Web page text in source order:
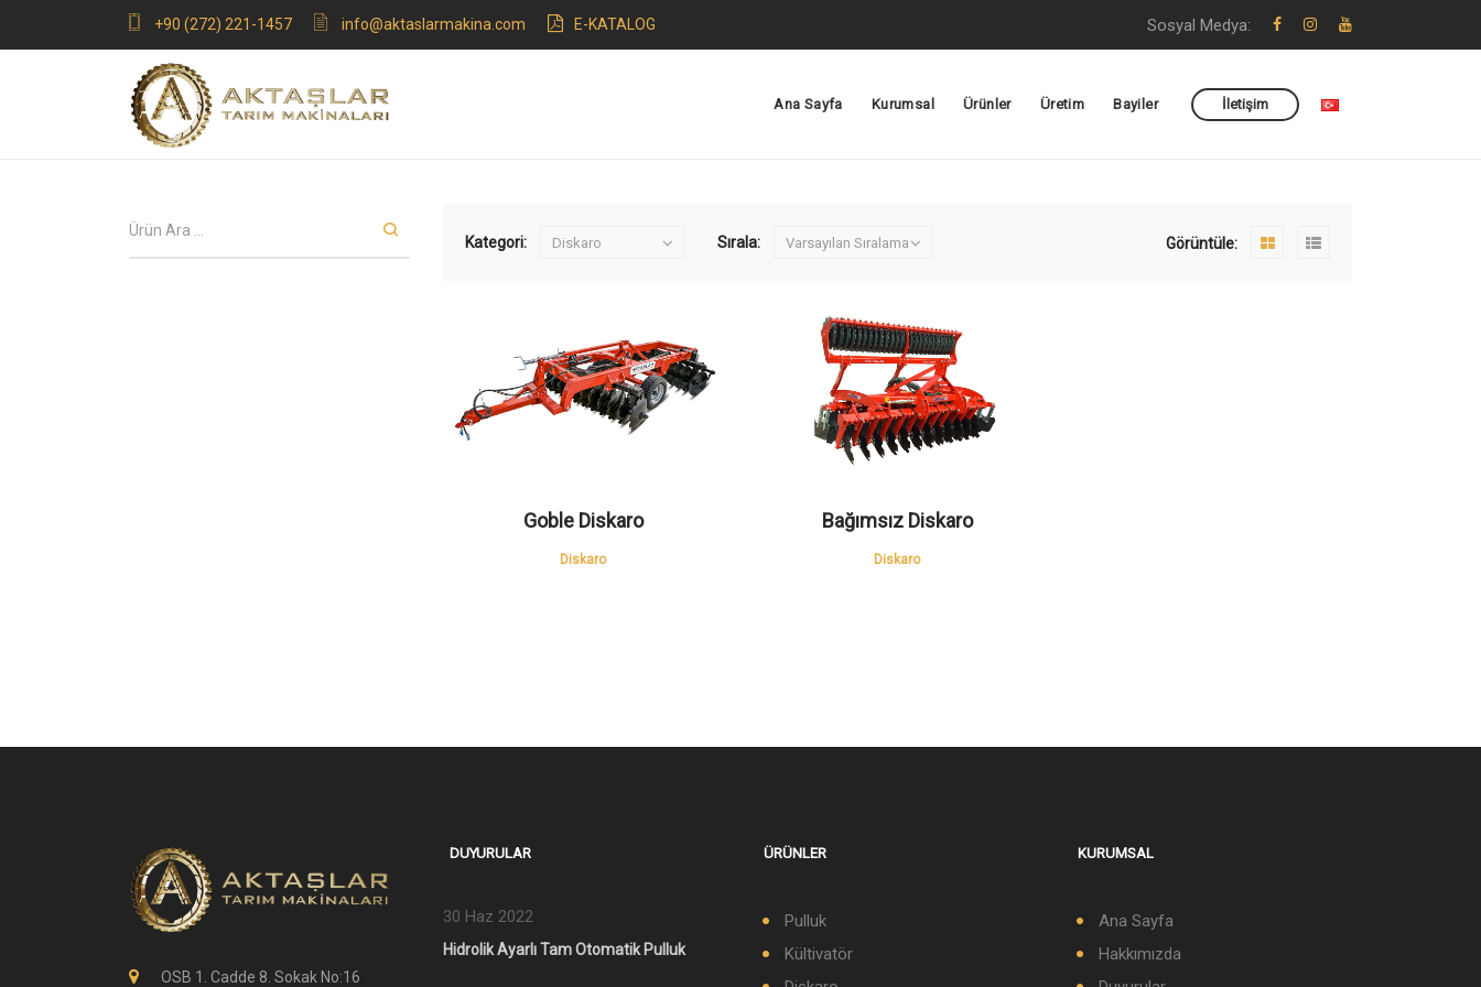
+90 (272) 221-1457 info@aktaslarmakina.com E-KATALOG Sosyal Medya:
Ana Sayfa Kurumsal Ürünler Üretim Bayiler İletişim
Kategori: Sırala: Görüntüle:
Ürünü Gör
Goble Diskaro
Diskaro
Bağımsız Diskaro
Diskaro
OSB 1. Cadde 8. Sokak No:16
DUYURULAR
30 Haz 2022
Hidrolik Ayarlı Tam Otomatik Pulluk
ÜRÜNLER
Pulluk
Kültivatör
KURUMSAL
Ana Sayfa
Hakkımızda